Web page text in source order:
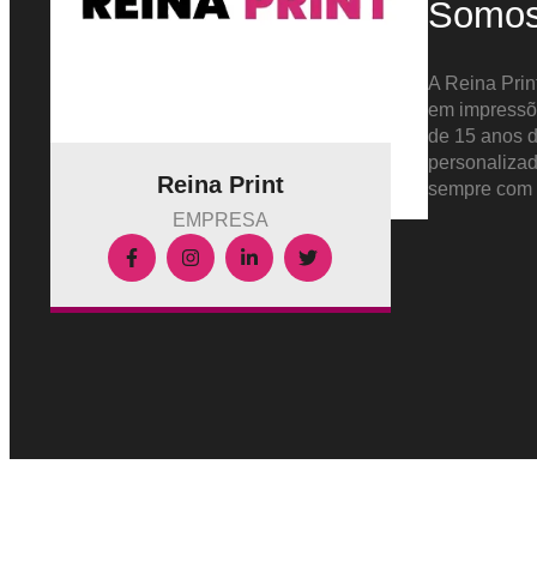
Reina Print
EMPRESA
A Reina
em
de 15 anos
sempre